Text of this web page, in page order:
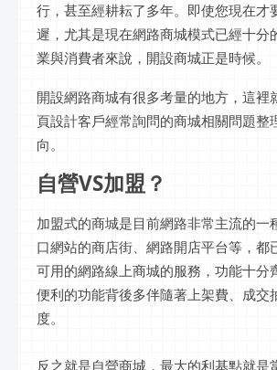
行，甚至經耕耘了多年。即使您現在才
遲，尤其是現在網路商城模式已經十分
業與消費者來說，開設商城正是時候。
開設網路商城有很多考量的地方，這裡
頁設計客戶經常詢問的商城相關問題整
向。
自營VS加盟？
加盟式的商城是目前網路非常主流的一
口網站的商店街、網路開店平台等，都
可用的網路線上商城的服務，功能十分
便利的功能背後多伴隨著上架費、成交
度。
反之就是自營商城，最大的利基點就是